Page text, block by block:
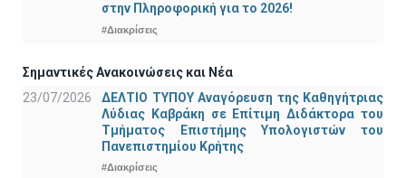
στην Πληροφορική για το 2026!
#Διακρίσεις
Σημαντικές Ανακοινώσεις και Νέα
23/07/2026
ΔΕΛΤΙΟ ΤΥΠΟΥ Αναγόρευση της Καθηγήτριας
Λύδιας Καβράκη σε Επίτιμη Διδάκτορα του
Τμήματος Επιστήμης Υπολογιστών του
Πανεπιστημίου Κρήτης
#Διακρίσεις